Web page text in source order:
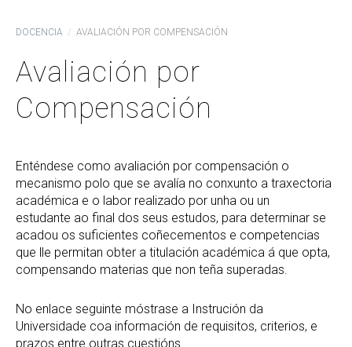
DOCENCIA AVALIACIÓN POR COMPENSACIÓN
Avaliación por
Compensación
Enténdese como avaliación por compensación o
mecanismo polo que se avalía no conxunto a traxectoria
académica e o labor realizado por unha ou un
estudante ao final dos seus estudos, para determinar se
acadou os suficientes coñecementos e competencias
que lle permitan obter a titulación académica á que opta,
compensando materias que non teña superadas.
No enlace seguinte móstrase a Instrución da
Universidade coa información de requisitos, criterios, e
prazos entre outras cuestións.